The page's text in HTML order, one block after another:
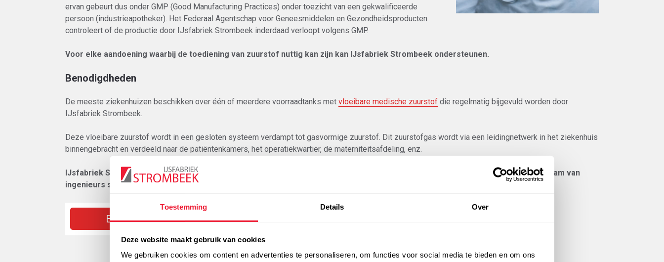
Toestemming Details Over
Deze website maakt gebruik van cookies
We gebruiken cookies om content en advertenties te personaliseren, om functies voor social media te bieden en om ons
ervan gebeurt dus onder GMP (Good Manufacturing Practices) onder toezicht van een gekwalificeerde
persoon (industrieapotheker). Het Federaal Agentschap voor Geneesmiddelen en Gezondheidsproducten
controleert of de productie door IJsfabriek Strombeek inderdaad verloopt volgens GMP.
Voor elke aandoening waarbij de toediening van zuurstof nuttig kan zijn kan IJsfabriek Strombeek ondersteunen.
Benodigdheden
De meeste ziekenhuizen beschikken over één of meerdere voorraadtanks met vloeibare medische zuurstof die regelmatig bijgevuld worden door
IJsfabriek Strombeek.
Deze vloeibare zuurstof wordt in een gesloten systeem verdampt tot gasvormige zuurstof. Dit zuurstofgas wordt via een leidingnetwerk in het ziekenhuis
binnengebracht en verdeeld naar de patiëntenkamers, het operatiekwartier, de materniteitsafdeling, enz.
IJsfabriek Strombeek levert de vloeibare medische zuurstof en kan ook de voorraadtanks en het leidingnetwerk voorzien. Ons team van
ingenieurs staat met al hun ervaring en expertise voor u klaar om uw project van A tot Z in goede banen te leiden.
Bestellen Offerte aanvragen